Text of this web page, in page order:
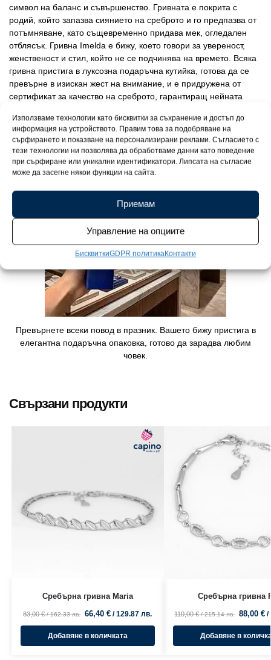
Използваме технологии като бисквитки за съхранение и достъп до
информация на устройството. Правим това за подобряване на
сърфирането и показване на персонализирани реклами. Съгласието с
тези технологии ни позволява да обработваме данни като поведение
при сърфиране или уникални идентификатори. Липсата на съгласие
може да засегне някои функции на сайта.
Приемам
Управление на опциите
БисквиткиGDPR политикаКонтакти
символ на баланс и съвършенство. Гривната е покрита с
родий, който запазва сиянието на среброто и го предпазва от
потъмняване, като същевременно придава мек, огледален
отблясък. Гривна Imelda е бижу, което говори за увереност,
женственост и стил, който не се подчинява на времето. Всяка
гривна пристига в луксозна подаръчна кутийка, готова да се
превърне в изискан жест на внимание, и е придружена от
сертификат за качество на среброто, гарантиращ нейната
Превърнете всеки повод в празник. Вашето бижу пристига в
елегантна подаръчна опаковка, готово да зарадва любим
човек.
Свързани продукти
Сребърна гривна Maria
83,00€ / 162.33 лв. 66,40€ / 129.87 лв.
Добавяне в количката
Сребърна гривна
110,00€ / 215.14 лв. 88,00€ /
Добавяне в